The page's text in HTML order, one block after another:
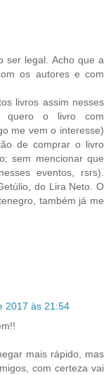
ser legal. Acho que a
os autores e com
livros assim nesses
quero o livro com
me vem o interesse)
de comprar o livro
sem mencionar que
eventos, rsrs).
do Lira Neto. O
também já me
2017 às 21:54
mais rápido, mas
com certeza vai